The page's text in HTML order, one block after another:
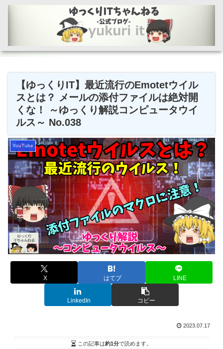
【ゆっくりIT】最近流行のEmotetウイル
スとは？ メールの添付ファイルは絶対開
くな！ ～ゆっくり解説コンピュータウイ
ルス～ No.038
YouTube
X はてブ LINE
LinkedIn コピー
2023.07.17
この記事は約1分で読めます。